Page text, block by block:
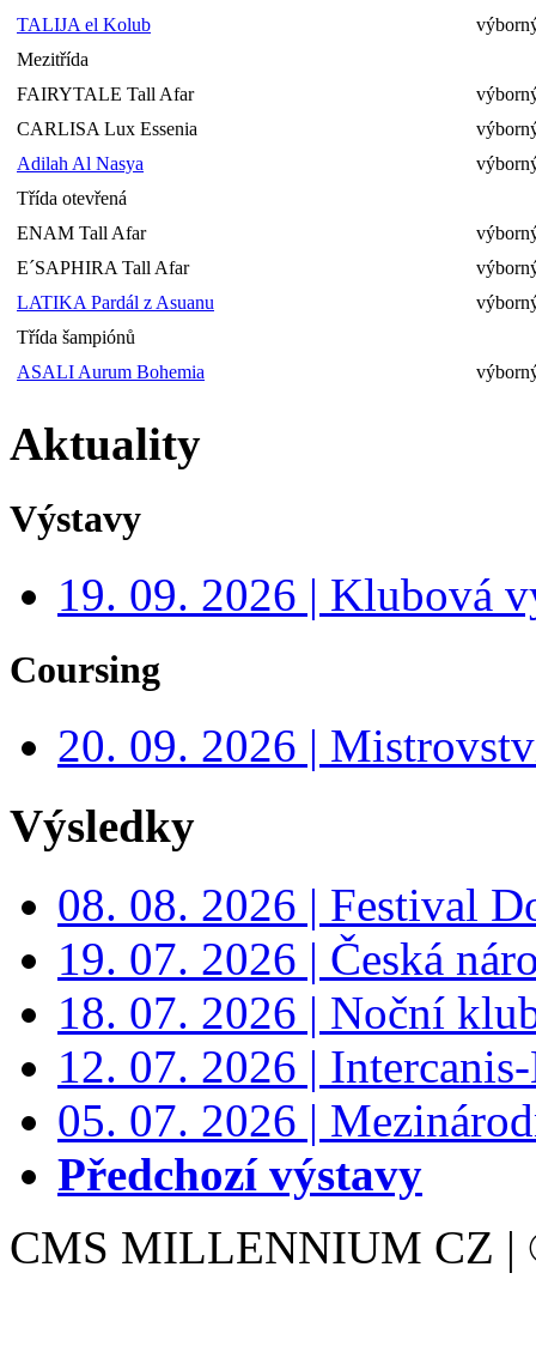
TALIJA el Kolub
Mezitřída
FAIRYTALE Tall Afar
CARLISA Lux Essenia
Adilah Al Nasya
Třída otevřená
ENAM Tall Afar
E´SAPHIRA Tall Afar
LATIKA Pardál z Asuanu
Třída šampiónů
ASALI Aurum Bohemia
Aktuality
Výstavy
19. 09. 2026 | Klubová
Coursing
20. 09. 2026 |
Výsledky
08. 08. 2026 | Festival
19. 07. 2026 | Česká
18. 07. 2026 | Noční
12. 07. 2026 |
05. 07. 2026 |
Předchozí výstavy
CMS MILLENNIUM CZ |